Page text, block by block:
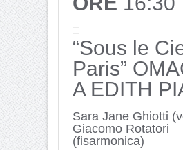
“Sous le
Paris”
A EDITH
Sara Jane Ghiotti
Giacomo Rotatori
(fisarmonica)